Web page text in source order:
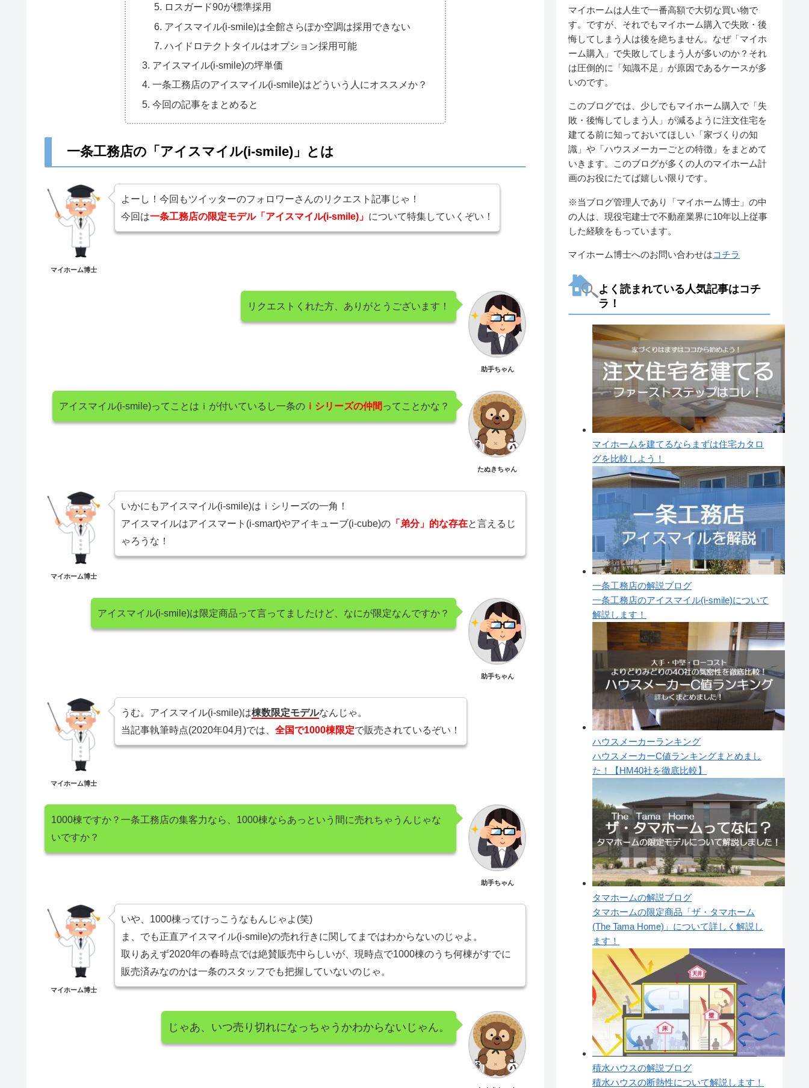
ロスガード90が標準採用
アイスマイル(i-smile)は全館さらぽか空調は採用できない
ハイドロテクトタイルはオプション採用可能
アイスマイル(i-smile)の坪単価
一条工務店のアイスマイル(i-smile)はどういう人にオススメか？
今回の記事をまとめると
一条工務店の「アイスマイル(i-smile)」とは
マイホーム博士
よーし！今回もツイッターのフォロワーさんのリクエスト記事じゃ！
今回は一条工務店の限定モデル「アイスマイル(i-smile)」 について特集していくぞい！
助手ちゃん
リクエストくれた方、ありがとうございます！
たぬきちゃん
アイスマイル(i-smile)ってことはｉが付いているし一条の ｉシリーズの仲間 ってことかな？
マイホーム博士
いかにもアイスマイル(i-smile)はｉシリーズの一角！
アイスマイルはアイスマート(i-smart)やアイキューブ(i-cube)の 「弟分」的な存在と言えるじ
ゃろうな！
助手ちゃん
アイスマイル(i-smile)は限定商品って言ってましたけど、なにが限定なんですか？
マイホーム博士
うむ。アイスマイル(i-smile)は棟数限定モデルなんじゃ。
当記事執筆時点(2020年04月)では、 全国で1000棟限定で販売されているぞい！
助手ちゃん
1000棟ですか？一条工務店の集客力なら、1000棟ならあっという間に売れちゃうんじゃな
いですか？
マイホーム博士
いや、1000棟ってけっこうなもんじゃよ(笑)
ま、でも正直アイスマイル(i-smile)の売れ行きに関してまではわからないのじゃよ。
取りあえず2020年の春時点では絶賛販売中らしいが、現時点で1000棟のうち何棟がすでに
販売済みなのかは一条のスタッフでも把握していないのじゃ。
じゃあ、いつ売り切れになっちゃうかわからないじゃん。
マイホームは人生で一番高額で大切な買い物で
す。ですが、それでもマイホーム購入で失敗・後
悔してしまう人は後を絶ちません。なぜ「マイホ
ーム購入」で失敗してしまう人が多いのか？それ
は圧倒的に「知識不足」が原因であるケースが多
いのです。
このブログでは、少しでもマイホーム購入で「失
敗・後悔してしまう人」が減るように注文住宅を
建てる前に知っておいてほしい「家づくりの知
識」や「ハウスメーカーごとの特徴」をまとめて
いきます。このブログが多くの人のマイホーム計
画のお役にたてば嬉しい限りです。
※当ブログ管理人であり「マイホーム博士」の中
の人は、現役宅建士で不動産業界に10年以上従事
した経験をもっています。
マイホーム博士へのお問い合わせはコチラ
よく読まれている人気記事はコチ
ラ！